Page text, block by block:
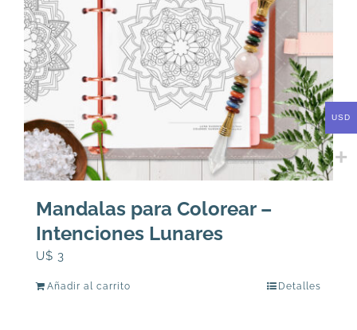
Mandalas para Colorear –
Intenciones Lunares
U$ 3
Añadir al carrito Detalles
USD